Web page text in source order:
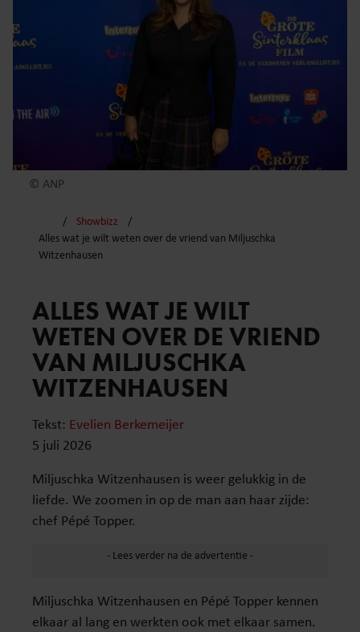
© ANP
Showbizz
Alles wat je wilt weten over de vriend van Miljuschka
Witzenhausen
ALLES WAT JE WILT
WETEN OVER DE VRIEND
VAN MILJUSCHKA
WITZENHAUSEN
Tekst: Evelien Berkemeijer
5 juli 2026
Miljuschka Witzenhausen is weer gelukkig in de
liefde. We zoomen in op de man aan haar zijde:
chef Pépé Topper.
Miljuschka Witzenhausen en Pépé Topper kennen
elkaar al lang en werkten ook met elkaar samen.